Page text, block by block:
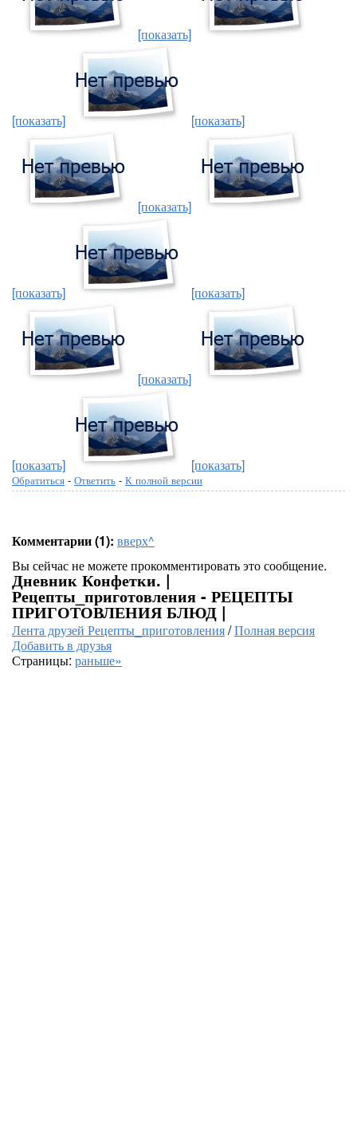
[показать]
[показать] [показать]
[показать]
[показать] [показать]
[показать]
[показать] [показать]
Обратиться - Ответить - К полной версии
Комментарии (1): вверх^
Вы сейчас не можете прокомментировать это сообщение.
Дневник Конфетки. |
Рецепты_приготовления - РЕЦЕПТЫ
ПРИГОТОВЛЕНИЯ БЛЮД |
Лента друзей Рецепты_приготовления/Полная версия
Добавить в друзья
Страницы: раньше»